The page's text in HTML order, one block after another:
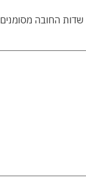
שדות החובה מסומנים